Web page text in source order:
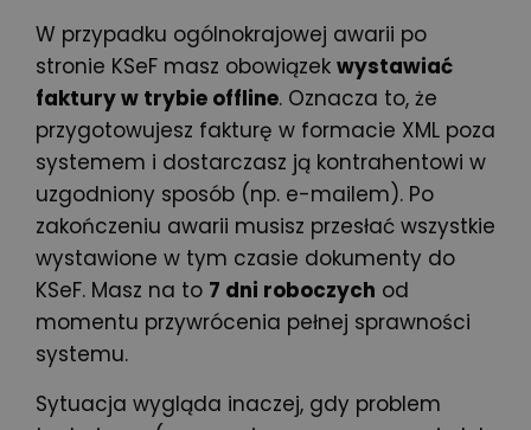
W przypadku ogólnokrajowej awarii po
stronie KSeF masz obowiązek wystawiać
fakturyw trybie offline. Oznacza to, że
przygotowujesz fakturę w formacie XML poza
systemem i dostarczasz ją kontrahentowi w
uzgodniony sposób (np. e-mailem). Po
zakończeniu awarii musisz przesłać wszystkie
wystawione w tym czasie dokumenty do
KSeF. Masz na to 7 dni roboczych od
momentu przywrócenia pełnej sprawności
systemu.
Sytuacja wygląda inaczej, gdy problem